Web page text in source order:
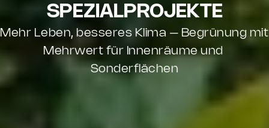
SPEZIALPROJEKTE
Mehr Leben, besseres Klima – Begrünung mit
Mehrwert für Innenräume und
Sonderflächen